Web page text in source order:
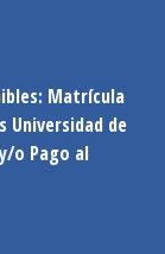
Matrícula
Universidad de
o Pago al